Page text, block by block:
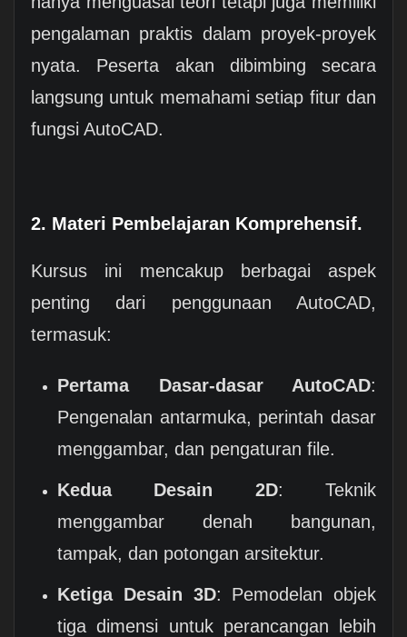
pengalaman praktis dalam proyek-proyek
nyata. Peserta akan dibimbing secara
langsung untuk memahami setiap fitur dan
fungsi AutoCAD.
2. Materi Pembelajaran Komprehensif.
Kursus ini mencakup berbagai aspek
penting dari penggunaan AutoCAD,
termasuk:
Pertama Dasar-dasar AutoCAD:
Pengenalan antarmuka, perintah dasar
menggambar, dan pengaturan file.
Kedua Desain 2D: Teknik
menggambar denah bangunan,
tampak, dan potongan arsitektur.
Ketiga Desain 3D: Pemodelan objek
tiga dimensi untuk perancangan lebih